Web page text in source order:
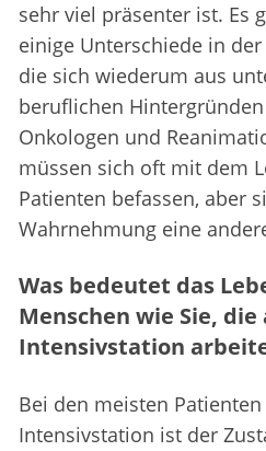
sehr viel präsenter ist. Es
einige Unterschiede in
die sich wiederum aus
beruflichen
Onkologen und
müssen sich oft mit dem
Patienten befassen, aber
Wahrnehmung eine
Was bedeutet das
Menschen wie Sie,
Intensivstation
Bei den meisten
Intensivstation ist der